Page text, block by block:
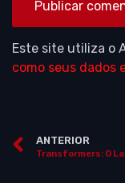
Este site utiliza o
como seus dados
ANTERIOR